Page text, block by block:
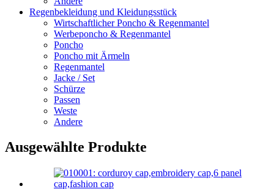
Regenbekleidung und Kleidungsstück
Wirtschaftlicher Poncho & Regenmantel
Werbeponcho & Regenmantel
Poncho
Poncho mit Ärmeln
Regenmantel
Jacke / Set
Schürze
Passen
Weste
Andere
Ausgewählte Produkte